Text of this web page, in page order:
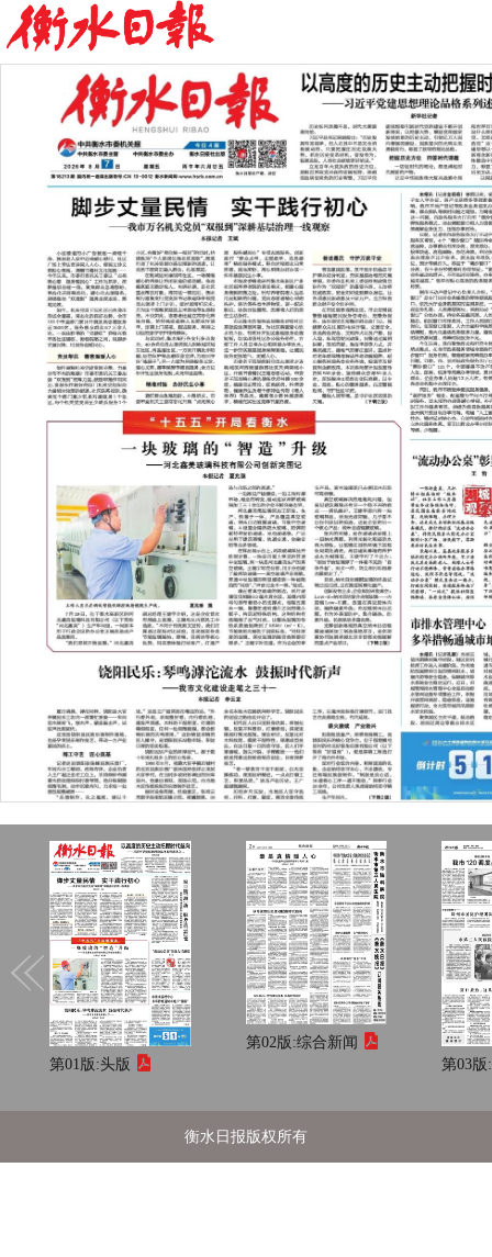
第01版:头版
第02版:综合新闻
第03版:
衡水日报版权所有